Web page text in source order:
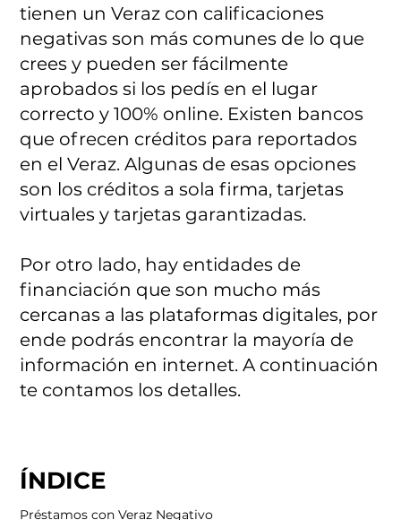
ÍNDICE
Préstamos con Veraz Negativo
tienen un Veraz con calificaciones
negativas son más comunes de lo que
crees y pueden ser fácilmente
aprobados si los pedís en el lugar
correcto y 100% online. Existen bancos
que ofrecen créditos para reportados
en el Veraz. Algunas de esas opciones
son los créditos a sola firma, tarjetas
virtuales y tarjetas garantizadas.
Por otro lado, hay entidades de
financiación que son mucho más
cercanas a las plataformas digitales, por
ende podrás encontrar la mayoría de
información en internet. A continuación
te contamos los detalles.